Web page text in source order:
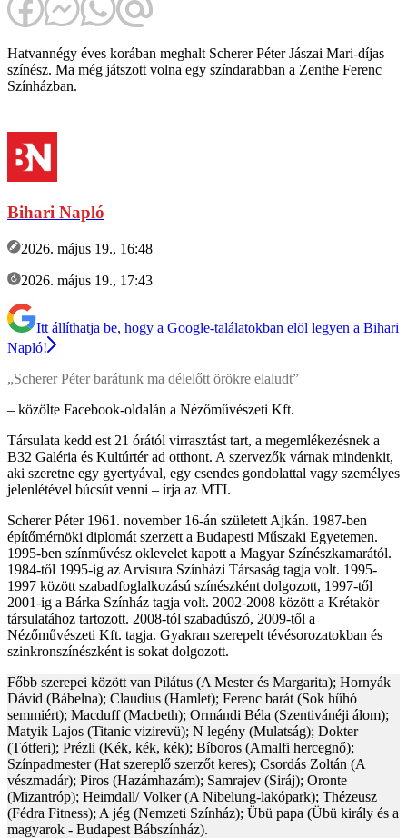
Hatvannégy éves korában meghalt Scherer Péter Jászai Mari-díjas
színész. Ma még játszott volna egy színdarabban a Zenthe Ferenc
Színházban.
Bihari Napló
2026. május 19., 16:48
2026. május 19., 17:43
Itt állíthatja be, hogy a Google-találatokban elöl legyen a Bihari
Napló!
„Scherer Péter barátunk ma délelőtt örökre elaludt”
– közölte Facebook-oldalán a Nézőművészeti Kft.
Társulata kedd est 21 órától virrasztást tart, a megemlékezésnek a
B32 Galéria és Kultúrtér ad otthont. A szervezők várnak mindenkit,
aki szeretne egy gyertyával, egy csendes gondolattal vagy személyes
jelenlétével búcsút venni – írja az MTI.
Scherer Péter 1961. november 16-án született Ajkán. 1987-ben
építőmérnöki diplomát szerzett a Budapesti Műszaki Egyetemen.
1995-ben színművész oklevelet kapott a Magyar Színészkamarától.
1984-től 1995-ig az Arvisura Színházi Társaság tagja volt. 1995-
1997 között szabadfoglalkozású színészként dolgozott, 1997-től
2001-ig a Bárka Színház tagja volt. 2002-2008 között a Krétakör
társulatához tartozott. 2008-tól szabadúszó, 2009-től a
Nézőművészeti Kft. tagja. Gyakran szerepelt tévésorozatokban és
szinkronszínészként is sokat dolgozott.
Főbb szerepei között van Pilátus (A Mester és Margarita); Hornyák
Dávid (Bábelna); Claudius (Hamlet); Ferenc barát (Sok hűhó
semmiért); Macduff (Macbeth); Ormándi Béla (Szentivánéji álom);
Matyik Lajos (Titanic vizirevü); N legény (Mulatság); Dokter
(Tótferi); Prézli (Kék, kék, kék); Bíboros (Amalfi hercegnő);
Színpadmester (Hat szereplő szerzőt keres); Csordás Zoltán (A
vészmadár); Piros (Hazámhazám); Samrajev (Siráj); Oronte
(Mizantróp); Heimdall/ Volker (A Nibelung-lakópark); Thézeusz
(Fédra Fitness); A jég (Nemzeti Színház); Übü papa (Übü király és a
magyarok - Budapest Bábszínház).